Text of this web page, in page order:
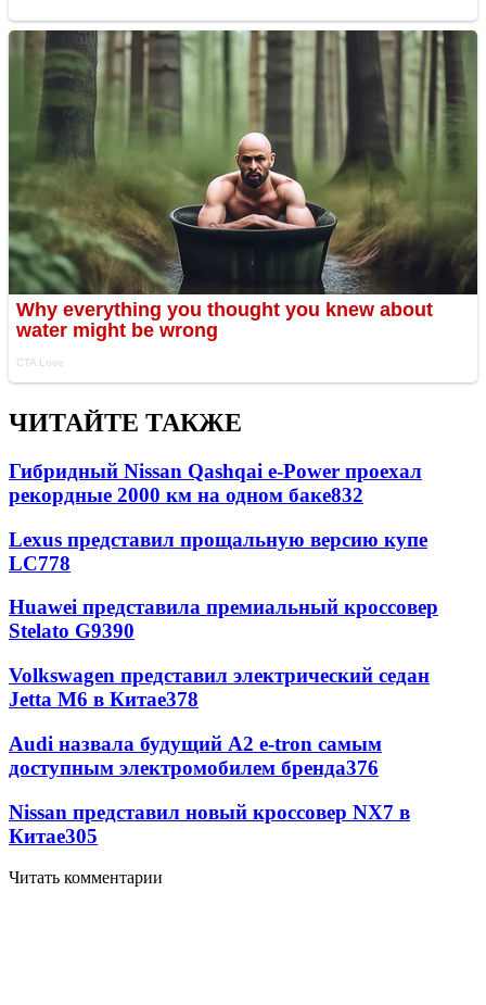
ЧИТАЙТЕ ТАКЖЕ
Гибридный Nissan Qashqai e-Power проехал
рекордные 2000 км на одном баке832
Lexus представил прощальную версию купе
LC778
Huawei представила премиальный кроссовер
Stelato G9390
Volkswagen представил электрический седан
Jetta M6 в Китае378
Audi назвала будущий A2 e-tron самым
доступным электромобилем бренда376
Nissan представил новый кроссовер NX7 в
Китае305
Читать комментарии